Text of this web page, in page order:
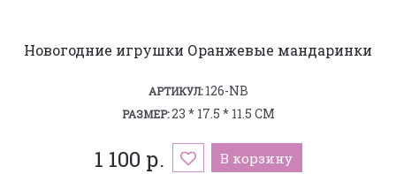
Новогодние игрушки Оранжевые мандаринки
АРТИКУЛ:126-NB
РАЗМЕР:23 * 17.5 * 11.5 СМ
1 100 р. В корзину